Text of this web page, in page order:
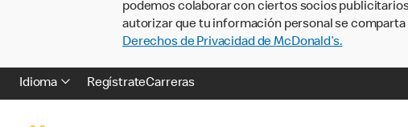
podemos colaborar con ciertos socios
autorizar que tu información personal se
Derechos de Privacidad de McDonald’s.
Idioma RegístrateCarreras